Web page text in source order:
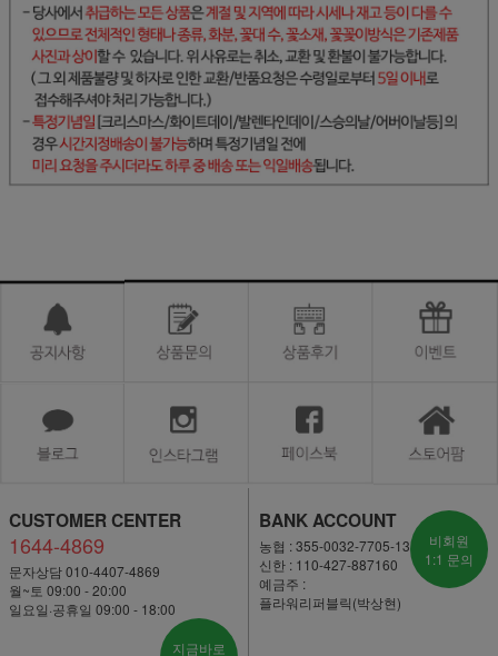
CUSTOMER CENTER
1644-4869
문자상담 010-4407-4869
월~토 09:00 - 20:00
일요일·공휴일 09:00 - 18:00
지금바로
BANK ACCOUNT
농협 : 355-0032-7705-13
신한 : 110-427-887160
예금주 :
플라워리퍼블릭(박상현)
비회원
1:1 문의